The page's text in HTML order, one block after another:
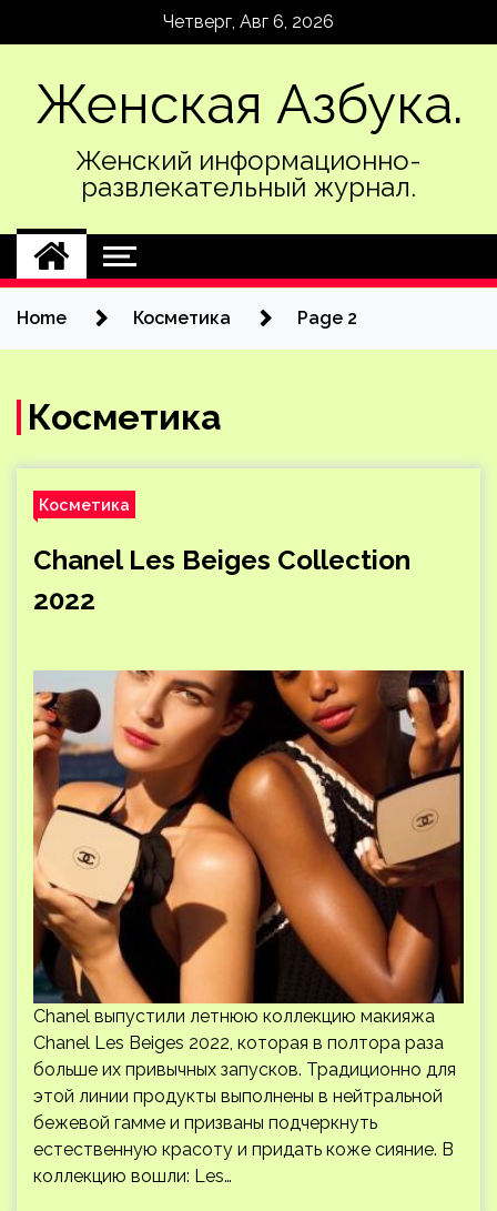
Четверг, Авг 6, 2026
Женская Азбука.
Женский информационно-
развлекательный журнал.
Home Косметика Page 2
Косметика
Косметика
Chanel Les Beiges Collection
2022
Chanel выпустили летнюю коллекцию макияжа
Chanel Les Beiges 2022, которая в полтора раза
больше их привычных запусков. Традиционно для
этой линии продукты выполнены в нейтральной
бежевой гамме и призваны подчеркнуть
естественную красоту и придать коже сияние. В
коллекцию вошли: Les…